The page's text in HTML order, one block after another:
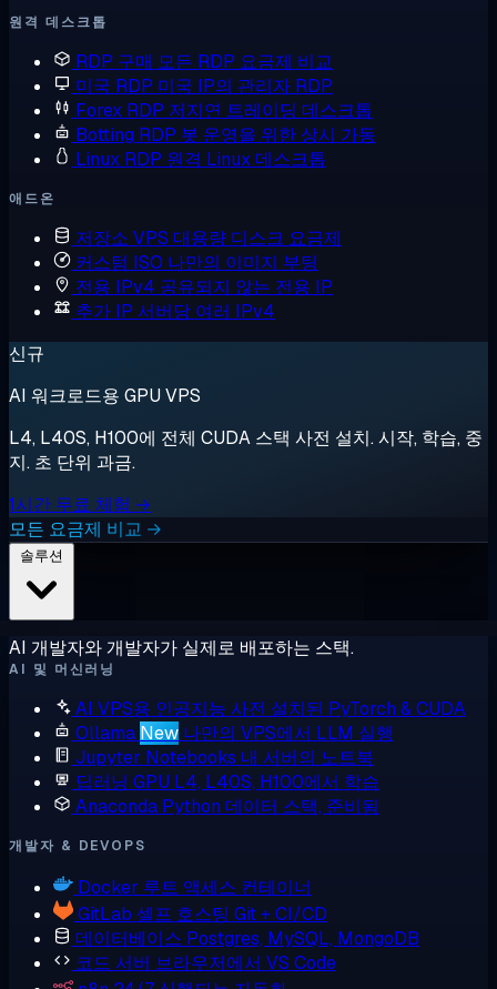
원격 데스크톱
RDP 구매 모든 RDP 요금제 비교
미국 RDP 미국 IP의 관리자 RDP
Forex RDP 저지연 트레이딩 데스크톱
Botting RDP 봇 운영을 위한 상시 가동
Linux RDP 원격 Linux 데스크톱
애드온
저장소 VPS 대용량 디스크 요금제
커스텀 ISO 나만의 이미지 부팅
전용 IPv4 공유되지 않는 전용 IP
추가 IP 서버당 여러 IPv4
신규
AI 워크로드용 GPU VPS
L4, L40S, H100에 전체 CUDA 스택 사전 설치. 시작, 학습, 중
지. 초 단위 과금.
1시간 무료 체험 →
모든 요금제 비교 →
AI 개발자와 개발자가 실제로 배포하는 스택.
AI 및 머신러닝
AI VPS용 인공지능 사전 설치된 PyTorch & CUDA
Ollama New 나만의 VPS에서 LLM 실행
Jupyter Notebooks 내 서버의 노트북
딥러닝 GPU L4, L40S, H100에서 학습
Anaconda Python 데이터 스택, 준비됨
개발자 & DEVOPS
Docker 루트 액세스 컨테이너
GitLab 셀프 호스팅 Git + CI/CD
데이터베이스 Postgres, MySQL, MongoDB
코드 서버 브라우저에서 VS Code